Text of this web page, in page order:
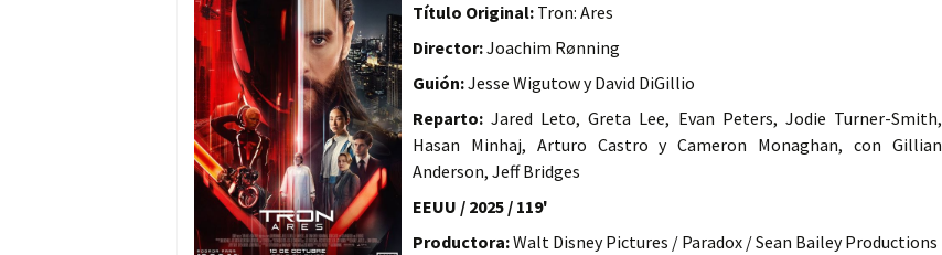
Título Original: Tron: Ares
Director:Joachim Rønning
Guión:Jesse Wigutow y David DiGillio
Reparto: Jared Leto, Greta Lee, Evan Peters, Jodie Turner-Smith,
Hasan Minhaj, Arturo Castro y Cameron Monaghan, con Gillian
Anderson, Jeff Bridges
EEUU / 2025 / 119'
Productora:Walt Disney Pictures / Paradox / Sean Bailey Productions